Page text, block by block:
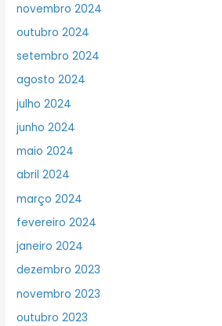
novembro 2024
outubro 2024
setembro 2024
agosto 2024
julho 2024
junho 2024
maio 2024
abril 2024
março 2024
fevereiro 2024
janeiro 2024
dezembro 2023
novembro 2023
outubro 2023